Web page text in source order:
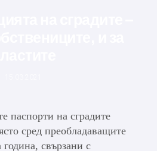
паспорти на сградите
сред преобладаващите
свързани с